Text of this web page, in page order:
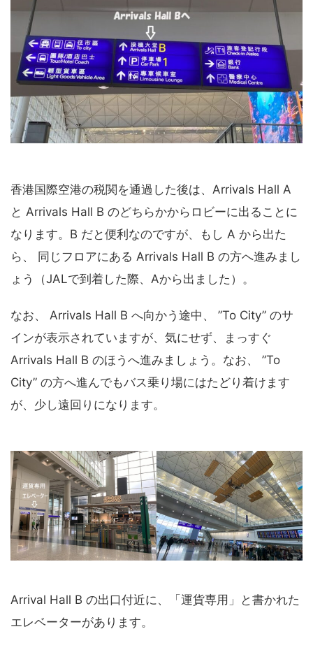
香港国際空港の税関を通過した後は、Arrivals Hall A
と Arrivals Hall B のどちらかからロビーに出ることに
なります。B だと便利なのですが、もし A から出た
ら、 同じフロアにある Arrivals Hall B の方へ進みまし
ょう（JALで到着した際、Aから出ました）。
なお、 Arrivals Hall B へ向かう途中、 ”To City” のサ
インが表示されていますが、気にせず、まっすぐ
Arrivals Hall B のほうへ進みましょう。なお、 ”To
City” の方へ進んでもバス乗り場にはたどり着けます
が、少し遠回りになります。
Arrival Hall B の出口付近に、「運貨専用」と書かれた
エレベーターがあります。